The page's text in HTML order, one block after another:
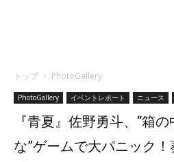
トップ PhotoGallery
PhotoGallery イベントレポート ニュース
『青夏』佐野勇斗、“箱
な”ゲームで大パニック